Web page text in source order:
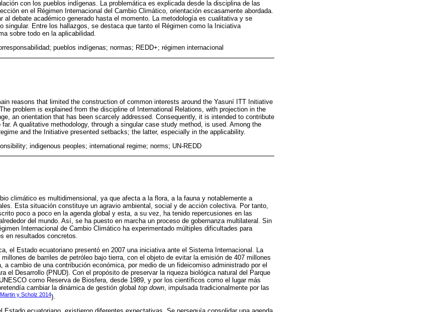
con los pueblos indígenas. La problemática es explicada desde la disciplina de las
en el Régimen Internacional del Cambio Climático, orientación escasamente abordada.
al debate académico generado hasta el momento. La metodología es cualitativa y se
singular. Entre los hallazgos, se destaca que tanto el Régimen como la Iniciativa
sobre todo en la aplicabilidad.
pueblos indígenas; normas; REDD+; régimen internacional
reasons that limited the construction of common interests around the Yasuní ITT Initiative
problem is explained from the discipline of International Relations, with projection in the
an orientation that has been scarcely addressed. Consequently, it is intended to contribute
A qualitative methodology, through a singular case study method, is used. Among the
and the Initiative presented setbacks; the latter, especially in the applicability.
indigenous peoples; international regime; norms; UN-REDD
climático es multidimensional, ya que afecta a la flora, a la fauna y notablemente a
Esta situación constituye un agravio ambiental, social y de acción colectiva. Por tanto,
poco a poco en la agenda global y esta, a su vez, ha tenido repercusiones en las
del mundo. Así, se ha puesto en marcha un proceso de gobernanza multilateral. Sin
Internacional de Cambio Climático ha experimentado múltiples dificultades para
en resultados concretos.
el Estado ecuatoriano presentó en 2007 una iniciativa ante el Sistema Internacional. La
de barriles de petróleo bajo tierra, con el objeto de evitar la emisión de 407 millones
a cambio de una contribución económica, por medio de un fideicomiso administrado por el
el Desarrollo (PNUD). Con el propósito de preservar la riqueza biológica natural del Parque
como Reserva de Biosfera, desde 1989, y por los científicos como el lugar más
cambiar la dinámica de gestión global top down , impulsada tradicionalmente por las
Martin y Scholz 2014).